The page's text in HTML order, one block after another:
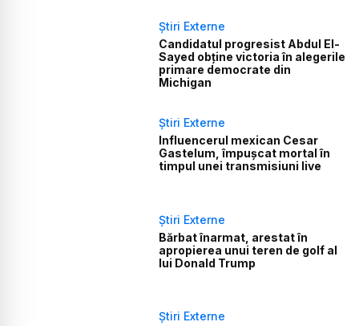
Știri Externe
Candidatul progresist Abdul El-
Sayed obține victoria în alegerile
primare democrate din
Michigan
Știri Externe
Influencerul mexican Cesar
Gastelum, împușcat mortal în
timpul unei transmisiuni live
Știri Externe
Bărbat înarmat, arestat în
apropierea unui teren de golf al
lui Donald Trump
Știri Externe